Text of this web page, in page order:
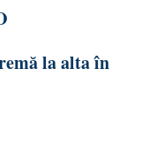
la alta în